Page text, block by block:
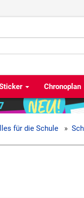
Chronoplan
für die Schule »